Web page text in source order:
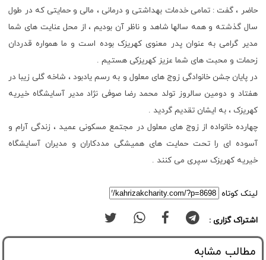
حاضر ، گفت : تمامی خدمات بهداشتی و درمانی ، مالی و حمایتی که در طول
سال گذشته و همه سالها شاهد و ناظر آن بودیم ، از محل عنایت های شما
مدیر گرامی به عنوان پدر معنوی کهریزک بوده است و ما همواره قدردان
زحمات و محبت های شما عزیز کهریزکی هستیم .
در پایان جشن خانوادگی زوج های معلول و به رسم یادبود ، شاخه گلی زیبا در
هفتاد و دومین سالروز تولد محمد رضا صوفی نژاد مدیر آسایشگاه خیریه
کهریزک ، به ایشان تقدیم گردید .
چهارده خانواده از زوج های معلول در مجتمع مسکونی عمید ، زندگی آرام و
آسوده ای را تحت حمایت های همیشگی مددکاران و مدیران آسایشگاه
خیریه کهریزک سپری می کنند .
لینک کوتاه
اشتراک گزاری :
مطالب مشابه